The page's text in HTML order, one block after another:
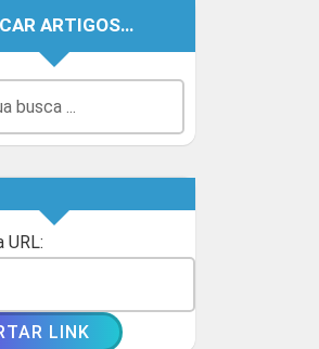
ARTIGOS…
URL: